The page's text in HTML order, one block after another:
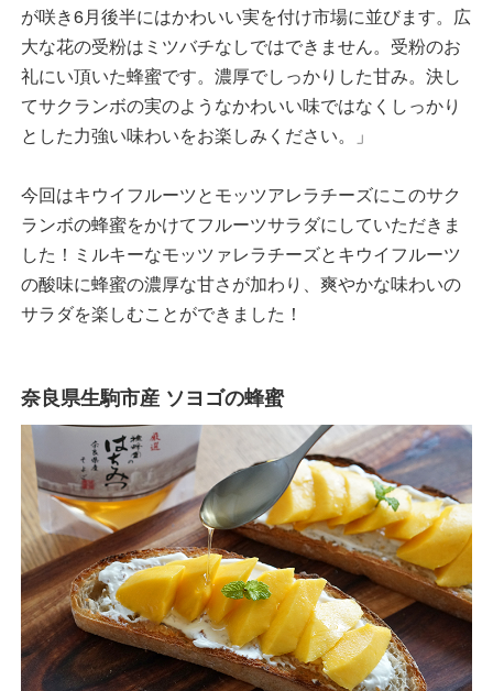
が咲き6月後半にはかわいい実を付け市場に並びます。広
大な花の受粉はミツバチなしではできません。受粉のお
礼にい頂いた蜂蜜です。濃厚でしっかりした甘み。決し
てサクランボの実のようなかわいい味ではなくしっかり
とした力強い味わいをお楽しみください。」
今回はキウイフルーツとモッツアレラチーズにこのサク
ランボの蜂蜜をかけてフルーツサラダにしていただきま
した！ミルキーなモッツァレラチーズとキウイフルーツ
の酸味に蜂蜜の濃厚な甘さが加わり、爽やかな味わいの
サラダを楽しむことができました！
奈良県生駒市産 ソヨゴの蜂蜜